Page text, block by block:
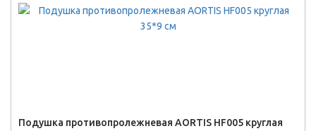
Подушка противопролежневая AORTIS HF005 круглая